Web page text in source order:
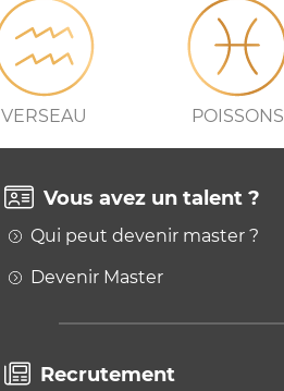
VERSEAU POISSONS
Vous avez un talent ?
Qui peut devenir master ?
Devenir Master
Recrutement